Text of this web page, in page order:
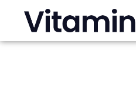
contenido